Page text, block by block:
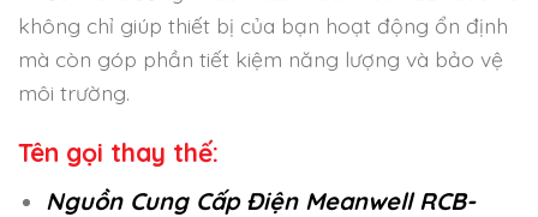
không chỉ giúp thiết bị của bạn hoạt động ổn định
mà còn góp phần tiết kiệm năng lượng và bảo vệ
môi trường.
Tên gọi thay thế:
Nguồn Cung Cấp Điện Meanwell RCB-